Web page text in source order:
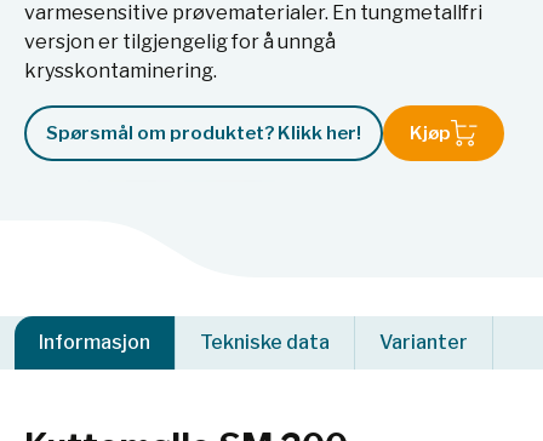
varmesensitive prøvematerialer. En tungmetallfri
versjon er tilgjengelig for å unngå
krysskontaminering.
Spørsmål om produktet? Klikk her! Kjøp
Informasjon Tekniske data Varianter